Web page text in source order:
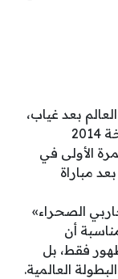
بعد غياب،
حاملاً آمال جماهيره في تكرار إنجاز نسخة 2014
الأولى في
مباراة
الصحراء»
أن
فقط، بل
العالمية.